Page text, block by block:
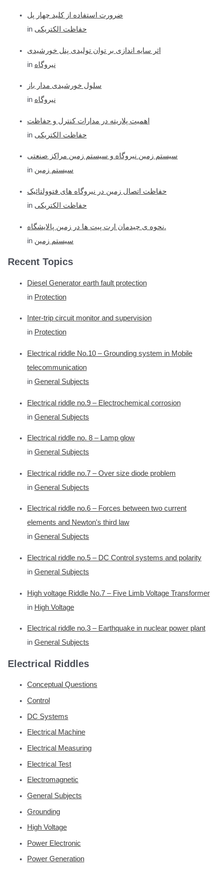
ضرورت استفاده از کلید چهار پل
in حفاظت الکتریکی
اثر سایه اندازی بر توان تولیدی پنل خورشیدی
in نیروگاه
سلول خورشیدی مدار باز
in نیروگاه
اهمیت پلاریته در مدارات کنترل و حفاظت
in حفاظت الکتریکی
سیستم زمین نیروگاه و سیستم زمین مراکز صنعتی
in سیستم زمین
حفاظت اتصال زمین در نیروگاه های فتوولتائیک
in حفاظت الکتریکی
نحوه ی چیدمان ارت پیت ها در زمین پالایشگاه.
in سیستم زمین
Recent Topics
Diesel Generator earth fault protection
in Protection
Inter-trip circuit monitor and supervision
in Protection
Electrical riddle No.10 – Grounding system in Mobile
telecommunication
in General Subjects
Electrical riddle no.9 – Electrochemical corrosion
in General Subjects
Electrical riddle no. 8 – Lamp glow
in General Subjects
Electrical riddle no.7 – Over size diode problem
in General Subjects
Electrical riddle no.6 – Forces between two current
elements and Newton's third law
in General Subjects
Electrical riddle no.5 – DC Control systems and polarity
in General Subjects
High voltage Riddle No.7 – Five Limb Voltage Transformer
in High Voltage
Electrical riddle no.3 – Earthquake in nuclear power plant
in General Subjects
Electrical Riddles
Conceptual Questions
Control
DC Systems
Electrical Machine
Electrical Measuring
Electrical Test
Electromagnetic
General Subjects
Grounding
High Voltage
Power Electronic
Power Generation